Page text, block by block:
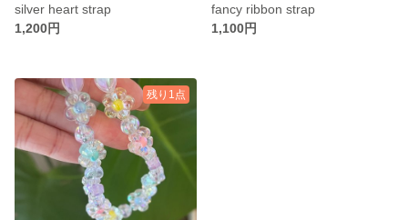
silver heart strap
1,200円
fancy ribbon strap
1,100円
残り1点